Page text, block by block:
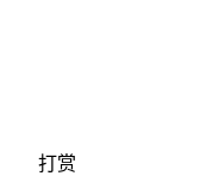
打赏